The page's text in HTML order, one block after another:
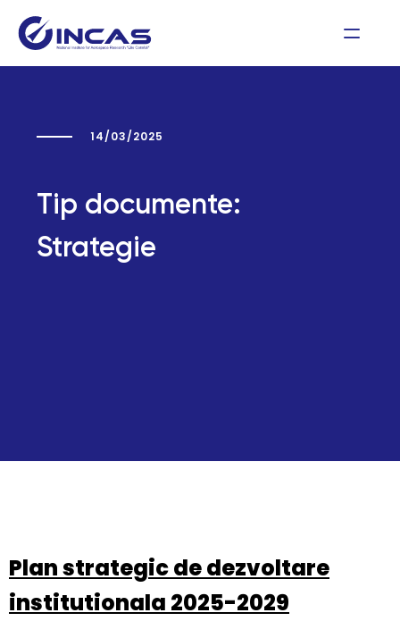
14/03/2025
Tip documente:
Strategie
Plan strategic de dezvoltare
institutionala 2025-2029